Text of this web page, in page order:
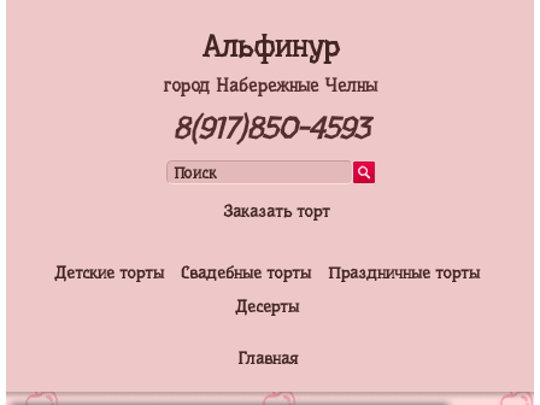
Альфинур
город Набережные Челны
8(917)850-4593
Заказать торт
Детские торты Свадебные торты
Праздничные торты
Десерты
Главная